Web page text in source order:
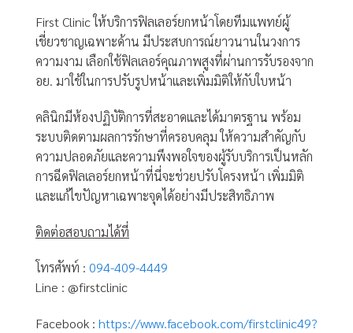
First Clinic ให้บริการฟิลเลอร์ยกหน้าโดยทีมแพทย์ผู้
เชี่ยวชาญเฉพาะด้าน มีประสบการณ์ยาวนานในวงการ
ความงาม เลือกใช้ฟิลเลอร์คุณภาพสูงที่ผ่านการรับรองจาก
อย. มาใช้ในการปรับรูปหน้าและเพิ่มมิติให้กับใบหน้า
คลินิกมีห้องปฏิบัติการที่สะอาดและได้มาตรฐาน พร้อม
ระบบติดตามผลการรักษาที่ครอบคลุม ให้ความสำคัญกับ
ความปลอดภัยและความพึงพอใจของผู้รับบริการเป็นหลัก
การฉีดฟิลเลอร์ยกหน้าที่นี่จะช่วยปรับโครงหน้า เพิ่มมิติ
และแก้ไขปัญหาเฉพาะจุดได้อย่างมีประสิทธิภาพ
ติดต่อสอบถามได้ที่
โทรศัพท์ : 094-409-4449
Line : @firstclinic
Facebook : https://www.facebook.com/firstclinic49?